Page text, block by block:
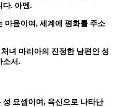
다. 아멘.
마음이여, 세계에 평화를 주소
녀 마리아의 진정한 남편인 성
소서.
요셉이여, 육신으로 나타난